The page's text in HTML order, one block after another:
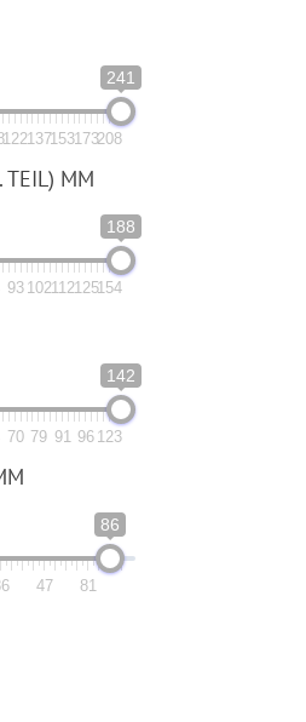
241
122137153173208
TEIL) MM
188
93 102112125154
142
70 79 91 96 123
86
47 81